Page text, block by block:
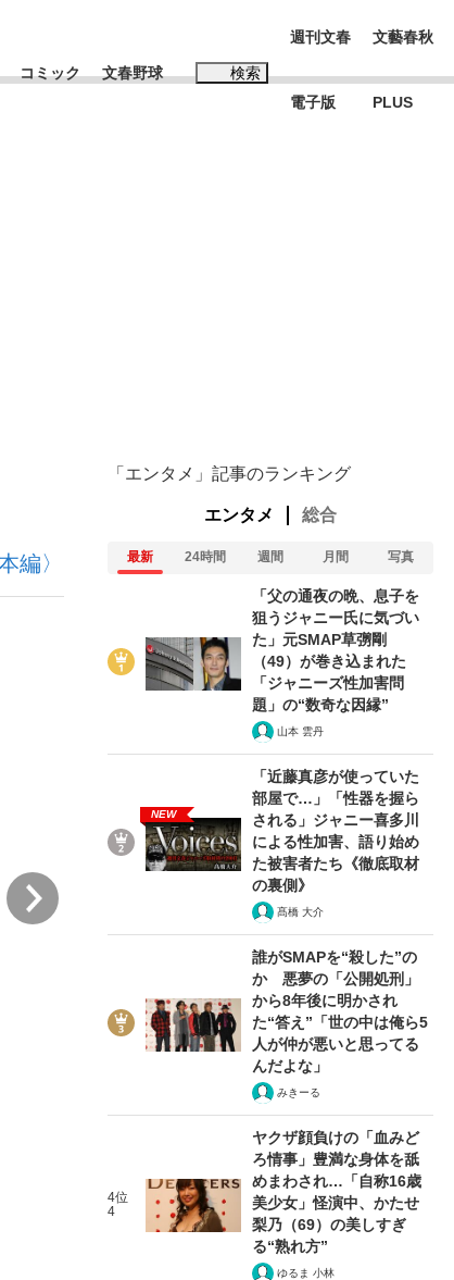
しい」『北の国から』倉本聰氏（91...
産運用のすべて
コミック 文春野球 検索
週刊文春
電子版
文藝春秋
PLUS
編〉
「エンタメ」記事のランキング
エンタメ 総合
最新 24時間 週間 月間 写真
「父の通夜の晩、息子を
狙うジャニー氏に気づい
た」元SMAP草彅剛
（49）が巻き込まれた
「ジャニーズ性加害問
題」の“数奇な因縁”
山本 雲丹
NEW
「近藤真彦が使っていた
部屋で…」「性器を握ら
される」ジャニー喜多川
による性加害、語り始め
た被害者たち《徹底取材
の裏側》
髙橋 大介
誰がSMAPを“殺した”の
か 悪夢の「公開処刑」
から8年後に明かされ
た“答え”「世の中は俺ら5
人が仲が悪いと思ってる
んだよな」
みきーる
4位
4
ヤクザ顔負けの「血みど
ろ情事」豊満な身体を舐
めまわされ…「自称16歳
美少女」怪演中、かたせ
梨乃（69）の美しすぎ
る“熟れ方”
ゆるま 小林